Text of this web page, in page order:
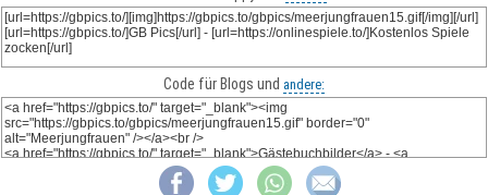
Code für Blogs und andere: